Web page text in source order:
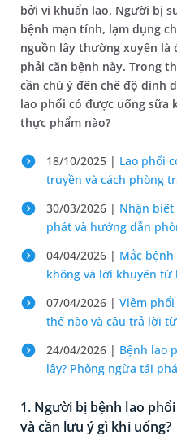
bởi vi khuẩn lao. Người bị
bệnh mạn tính, lạm dụng
nguồn lây thường xuyên là
phải căn bệnh này. Trong
cần chú ý đến chế độ dinh
lao phổi có được uống sữa
thực phẩm nào?
18/10/2025 | Lao phổi
truyền và cách phòng
30/03/2026 | Nhận
phát và hướng dẫn
04/04/2026 | Mắc
không và lời khuyên từ
07/04/2026 | Viêm
thế nào và câu trả lời
24/04/2026 | Bệnh lao
lây? Phòng ngừa tái
1. Người bị bệnh lao
và cần lưu ý gì khi uống?